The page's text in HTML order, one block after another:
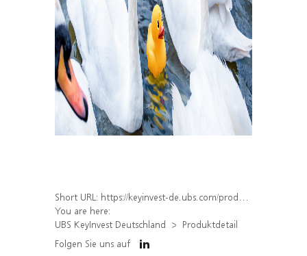
Short URL: https://keyinvest-de.ubs.com/produkt/detail/index/isin/DE000WA5J623
You are here:
UBS KeyInvest Deutschland
Produktdetail
Folgen Sie uns auf